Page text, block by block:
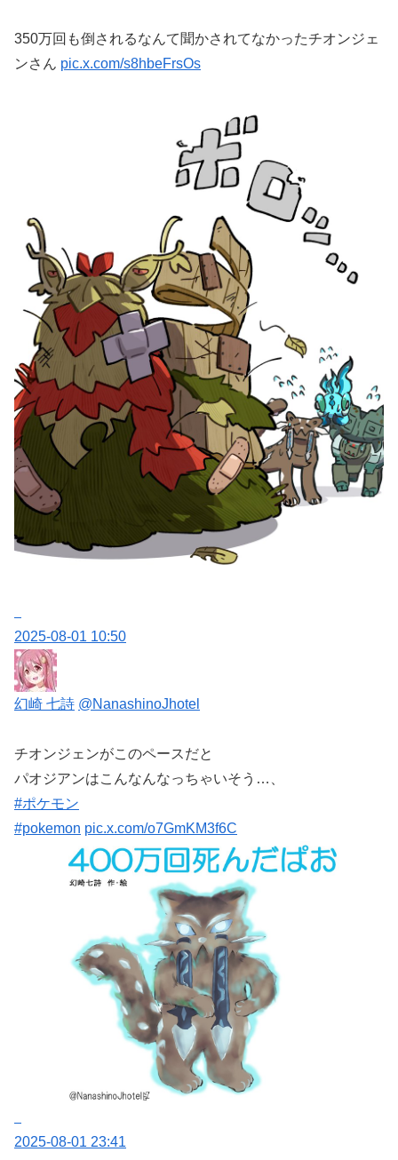
350万回も倒されるなんて聞かされてなかったチオンジェ
ンさん pic.x.com/s8hbeFrsOs
2025-08-01 10:50
幻崎 七詩 @NanashinoJhotel
チオンジェンがこのペースだと
パオジアンはこんなんなっちゃいそう…、
#ポケモン
#pokemon pic.x.com/o7GmKM3f6C
2025-08-01 23:41